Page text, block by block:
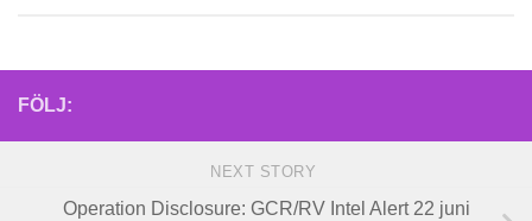
FÖLJ:
NEXT STORY
Operation Disclosure: GCR/RV Intel Alert 22 juni